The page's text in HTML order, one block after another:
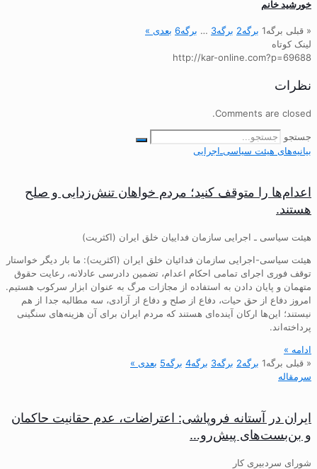
خورشید خانم
« قبلی برگه1 برگه2 برگه3
… برگه6 بعدی »
لینک کوتاه
http://kar-online.com?p=69688
نظرات
Comments are closed.
جستجو
بیانیه‌های هیئت‌ سیاسی‌ـ‌اجرایی
اعدام‌ها را متوقف کنید؛ مردم خواهان تنش‌زدایی و صلح
هستند.
هیئت سیاسی ـ اجرایی سازمان فداییان خلق ایران (اکثریت)
هیئت سیاسی-اجرایی سازمان فدائیان خلق ایران (اکثریت): ما بار دیگر خواستار
توقف فوری اجرای تمامی احکام اعدام، تضمین دادرسی عادلانه، رعایت حقوق
متهمان و پایان دادن به استفاده از مجازات مرگ به عنوان ابزار سرکوب هستیم.
امروز دفاع از حق حیات، دفاع از صلح و دفاع از آزادی، سه مطالبه جدا از هم
نیستند؛ این‌ها ارکان آینده‌ای هستند که مردم ایران برای آن هزینه‌های سنگینی
پرداخته‌اند.
ادامه »
« قبلی برگه1 برگه2 برگه3 برگه4 برگه5 بعدی »
سرمقاله
ایران در آستانه فروپاشی: اعتراضات، عدم حقانیت حاکمان
و بن‌بست‌های پیش‌رو…
شورای سردبیری کار